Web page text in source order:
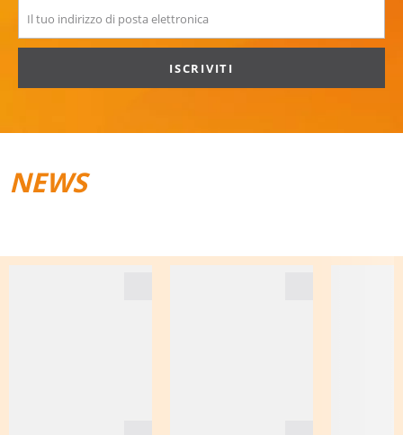
ISCRIVITI
NEWS